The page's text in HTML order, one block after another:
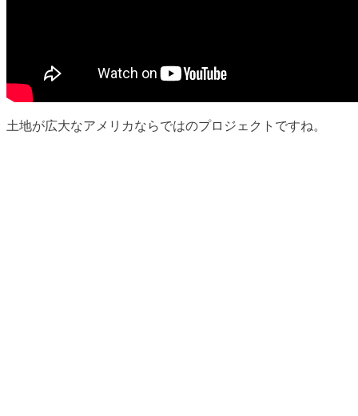
土地が広大なアメリカならではのプロジェクトですね。